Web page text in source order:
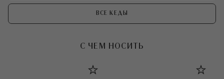
ВСЕ КЕДЫ
С ЧЕМ НОСИТЬ